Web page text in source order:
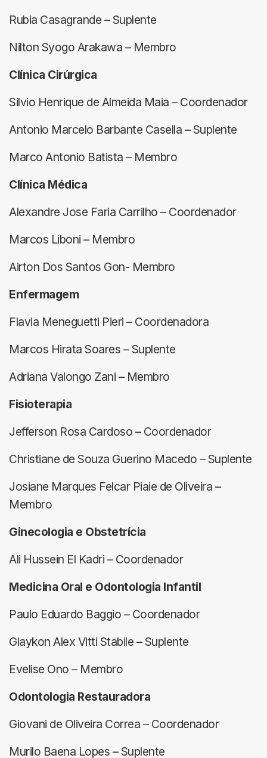
Rubia Casagrande – Suplente
Nilton Syogo Arakawa – Membro
Clínica Cirúrgica
Silvio Henrique de Almeida Maia – Coordenador
Antonio Marcelo Barbante Casella – Suplente
Marco Antonio Batista – Membro
Clínica Médica
Alexandre Jose Faria Carrilho – Coordenador
Marcos Liboni – Membro
Airton Dos Santos Gon- Membro
Enfermagem
Flavia Meneguetti Pieri – Coordenadora
Marcos Hirata Soares – Suplente
Adriana Valongo Zani – Membro
Fisioterapia
Jefferson Rosa Cardoso – Coordenador
Christiane de Souza Guerino Macedo – Suplente
Josiane Marques Felcar Piaie de Oliveira –
Membro
Ginecologia e Obstetrícia
Ali Hussein El Kadri – Coordenador
Medicina Oral e Odontologia Infantil
Paulo Eduardo Baggio – Coordenador
Glaykon Alex Vitti Stabile – Suplente
Evelise Ono – Membro
Odontologia Restauradora
Giovani de Oliveira Correa – Coordenador
Murilo Baena Lopes – Suplente